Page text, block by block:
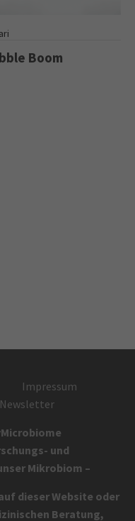
Boom
Impressum
Newsletter
und
Mikrobiom –
auf dieser Website oder
Beratung,